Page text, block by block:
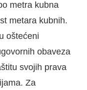
metra kubna
metara kubnih.
oštećeni
obaveza
svojih prava
Za